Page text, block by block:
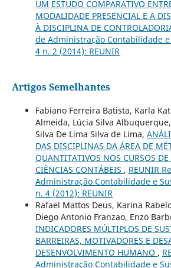
UM ESTUDO COMPARATIVO
MODALIDADE PRESENCIAL E A
À DISCIPLINA DE
de Administração Contabilidade
4 n. 2 (2014): REUNIR
Artigos Semelhantes
Fabiano Ferreira Batista, Karla
Almeida, Lúcia Silva
Silva De Lima Silva de Lima,
DAS DISCIPLINAS DA ÁREA DE
QUANTITATIVOS NOS CURSOS
CIÊNCIAS CONTÁBEIS , REUNIR
Administração Contabilidade e
n. 4 (2012): REUNIR
Rafael Mattos Deus, Karina
Diego Antonio Franzao, Enzo
INDICADORES MÚLTIPLOS DE
BARREIRAS, MOTIVADORES E
DESENVOLVIMENTO HUMANO ,
Administração Contabilidade e